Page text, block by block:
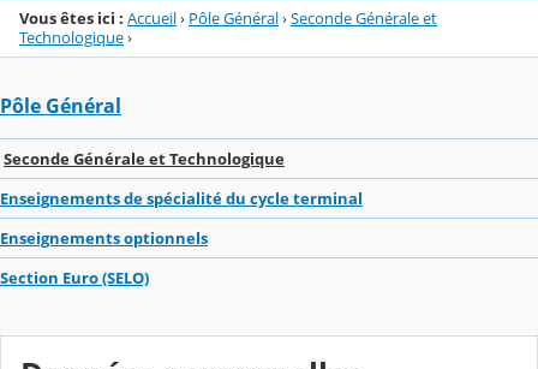
Vous êtes ici : Accueil› Pôle Général›Seconde Générale et
Technologique›
Pôle Général
Seconde Générale et Technologique
Enseignements de spécialité du cycle terminal
Enseignements optionnels
Section Euro (SELO)